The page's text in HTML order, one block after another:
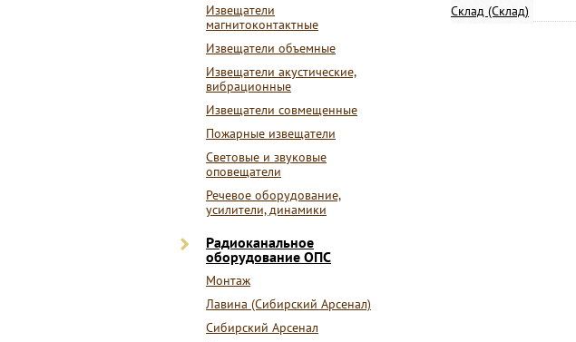
Извещатели
магнитоконтактные
Извещатели объемные
Извещатели акустические,
вибрационные
Извещатели совмещенные
Пожарные извещатели
Световые и звуковые
оповещатели
Речевое оборудование,
усилители, динамики
Радиоканальное
оборудование ОПС
Монтаж
Лавина (Сибирский Арсенал)
Сибирский Арсенал
Склад (Склад)